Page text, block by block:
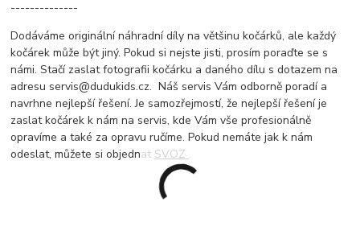
--------------
Dodáváme originální náhradní díly na většinu kočárků, ale každý
kočárek může být jiný. Pokud si nejste jisti, prosím poraďte se s
námi. Stačí zaslat fotografii kočárku a daného dílu s dotazem na
adresu servis@dudukids.cz. Náš servis Vám odborně poradí a
navrhne nejlepší řešení. Je samozřejmostí, že nejlepší řešení je
zaslat kočárek k nám na servis, kde Vám vše profesionálně
opravíme a také za opravu ručíme. Pokud nemáte jak k nám
odeslat, můžete si objednat SVOZ .